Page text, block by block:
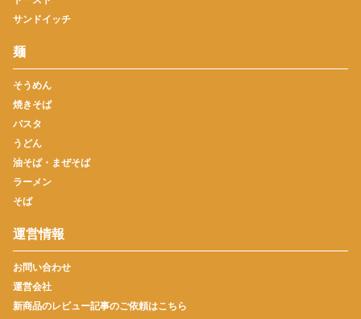
サンドイッチ
麺
そうめん
焼きそば
パスタ
うどん
油そば・まぜそば
ラーメン
そば
運営情報
お問い合わせ
運営会社
新商品のレビュー記事のご依頼はこちら